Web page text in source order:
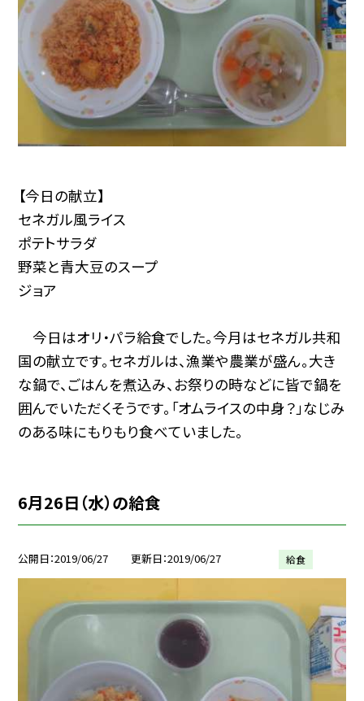
【今日の献立】
セネガル風ライス
ポテトサラダ
野菜と青大豆のスープ
ジョア
今日はオリ・パラ給食でした。今月はセネガル共和
国の献立です。セネガルは、漁業や農業が盛ん。大き
な鍋で、ごはんを煮込み、お祭りの時などに皆で鍋を
囲んでいただくそうです。「オムライスの中身？」なじみ
のある味にもりもり食べていました。
6月26日（水）の給食
公開日 2019/06/27 更新日 2019/06/27 給食